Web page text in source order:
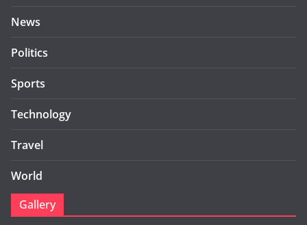
News
Politics
Sports
Technology
Travel
World
Gallery